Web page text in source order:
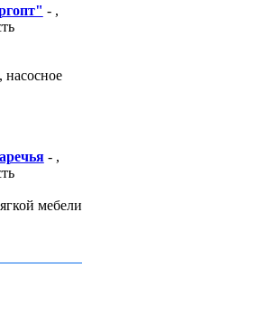
- ,
- ,
мебели